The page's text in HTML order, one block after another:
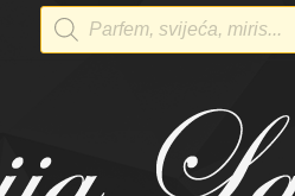
Products
search